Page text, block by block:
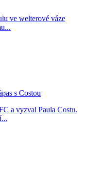
ve welterové váze
s Costou
a vyzval Paula Costu.